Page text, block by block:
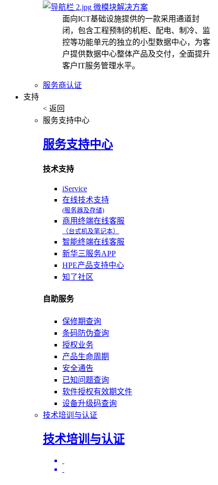
微模块解决方案
面向ICT基础设施提供的一款采用通道封
闭，包含工程预制的机柜、配电、制冷、监
控等功能单元的独立的小型数据中心，为客
户提供数据中心整体产品及交付，全面提升
客户IT服务管理水平。
服务商认证
支持
< 返回
服务支持中心
服务支持中心
技术支持
iService
在线技术支持
(服务器及存储)
商用终端在线客服
（台式机及笔记本）
智能终端在线客服
新华三服务APP
HPE产品支持中心
知了社区
自助服务
保修期查询
条码防伪查询
授权业务
产品生命周期
安全通告
已知问题查询
软件授权有效期文件
设备升级码查询
技术培训与认证
技术培训与认证